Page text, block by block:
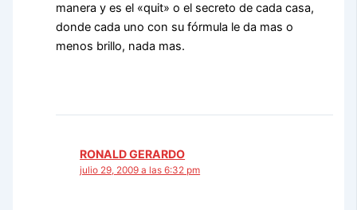
manera y es el «quit» o el secreto de cada casa,
donde cada uno con su fórmula le da mas o
menos brillo, nada mas.
RONALD GERARDO
julio 29, 2009 a las 6:32 pm